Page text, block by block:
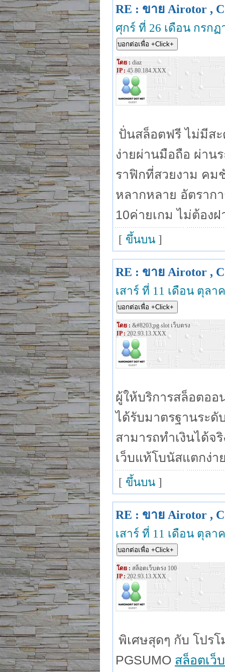
RE : ขาย Airotor ,
ศุกร์ ที่ 26 เดือน กรกฏ
โดย :diaz
IP : 45.80.184.XXX
ปั่นสล็อตฟรี ไม่มีส
ง่ายผ่านมือถือ ผ่าน
ราฟิกที่สวยงาม คม
หลากหลาย อัตราก
10ค่ายเกม ไม่ต้อง
[ ขึ้นบน ]
RE : ขาย Airotor ,
เสาร์ ที่ 11 เดือน ตุลา
โดย :&#8203;pg slot เว็บตรง
IP : 202.93.13.XXX
ผู้ให้บริการสล็อตออ
ได้รับมาตรฐานระดั
สามารถทำเงินได้จ
เว็บแท้โบนัสแตกง่า
[ ขึ้นบน ]
RE : ขาย Airotor ,
เสาร์ ที่ 11 เดือน ตุลา
โดย : สล็อตเว็บตรง 100
IP : 202.93.13.XXX
พิเศษสุดๆ กับ โปร
PGSUMO สล็อตเว็